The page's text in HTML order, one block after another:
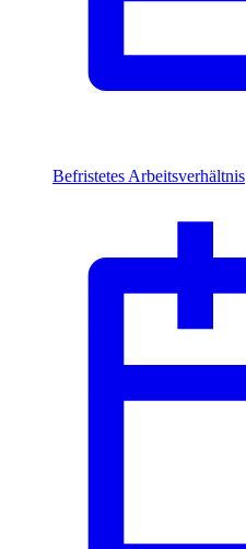
Befristetes Arbeitsverhältnis